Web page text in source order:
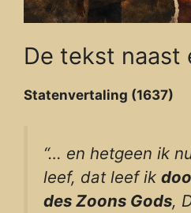
De tekst naast
Statenvertaling (1637)
“… en hetgeen ik
leef, dat leef ik
des Zoons Gods,